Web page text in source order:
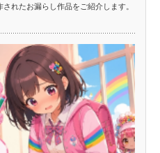
れたお漏らし作品をご紹介します。